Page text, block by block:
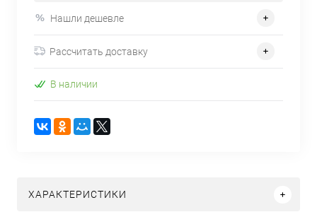
Нашли дешевле
Рассчитать доставку
В наличии
ХАРАКТЕРИСТИКИ